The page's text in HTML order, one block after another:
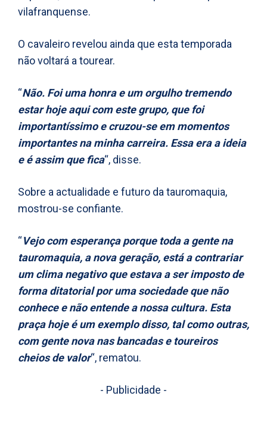
vilafranquense.
O cavaleiro revelou ainda que esta temporada
não voltará a tourear.
“Não. Foi uma honra e um orgulho tremendo
estar hoje aqui com este grupo, que foi
importantíssimo e cruzou-se em momentos
importantes na minha carreira. Essa era a ideia
e é assim que fica“, disse.
Sobre a actualidade e futuro da tauromaquia,
mostrou-se confiante.
“Vejo com esperança porque toda a gente na
tauromaquia, a nova geração, está a contrariar
um clima negativo que estava a ser imposto de
forma ditatorial por uma sociedade que não
conhece e não entende a nossa cultura. Esta
praça hoje é um exemplo disso, tal como outras,
com gente nova nas bancadas e toureiros
cheios de valor“, rematou.
- Publicidade -